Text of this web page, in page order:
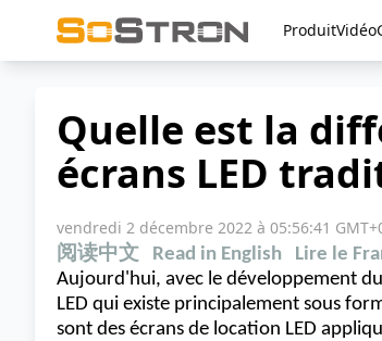
ProduitVidéo
Quelle est la
écrans LED
vendredi 2 décembre 2022 à 05:56:41
阅读中文
Read in English Lire le
Aujourd'hui, avec le développement
LED qui existe principalement sous
sont des écrans de location LED